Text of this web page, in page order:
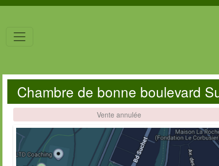
Chambre de bonne boulevard
Vente annulée